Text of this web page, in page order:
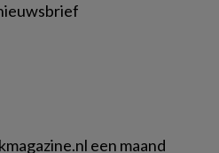
een maand